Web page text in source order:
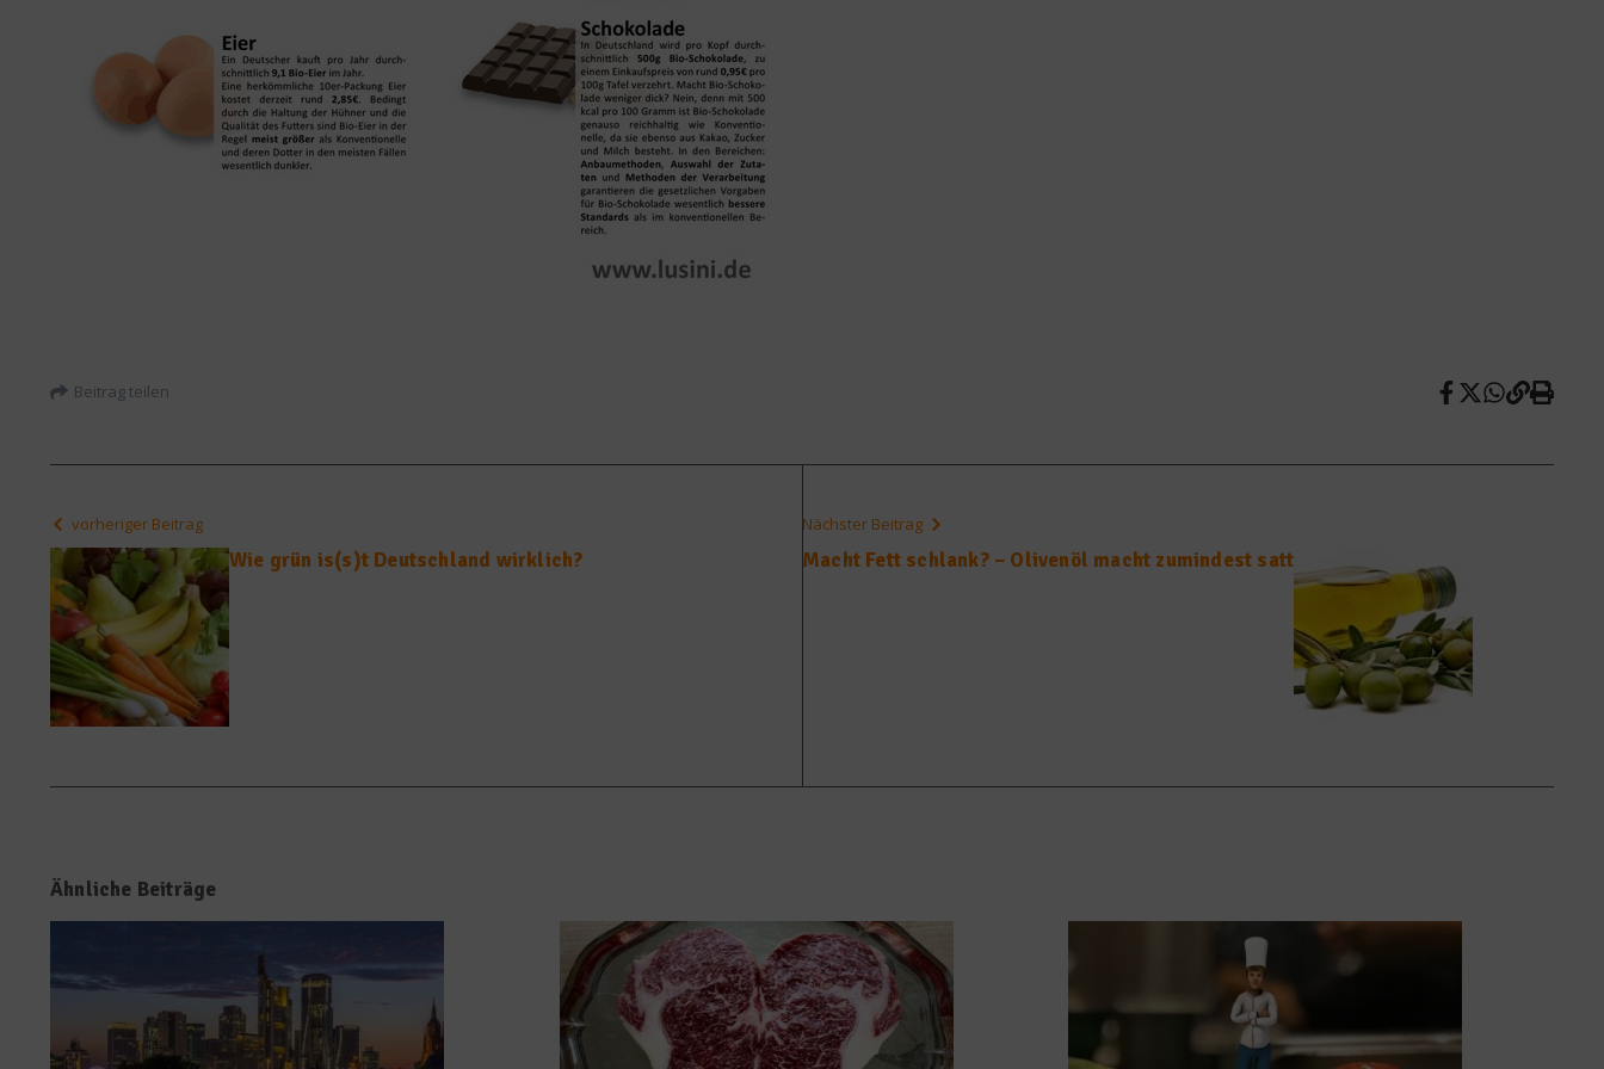
Beitrag teilen
vorheriger Beitrag
Wie grün is(s)t Deutschland wirklich?
Nächster Beitrag
Macht Fett schlank? – Olivenöl macht zumindest satt
Ähnliche Beiträge